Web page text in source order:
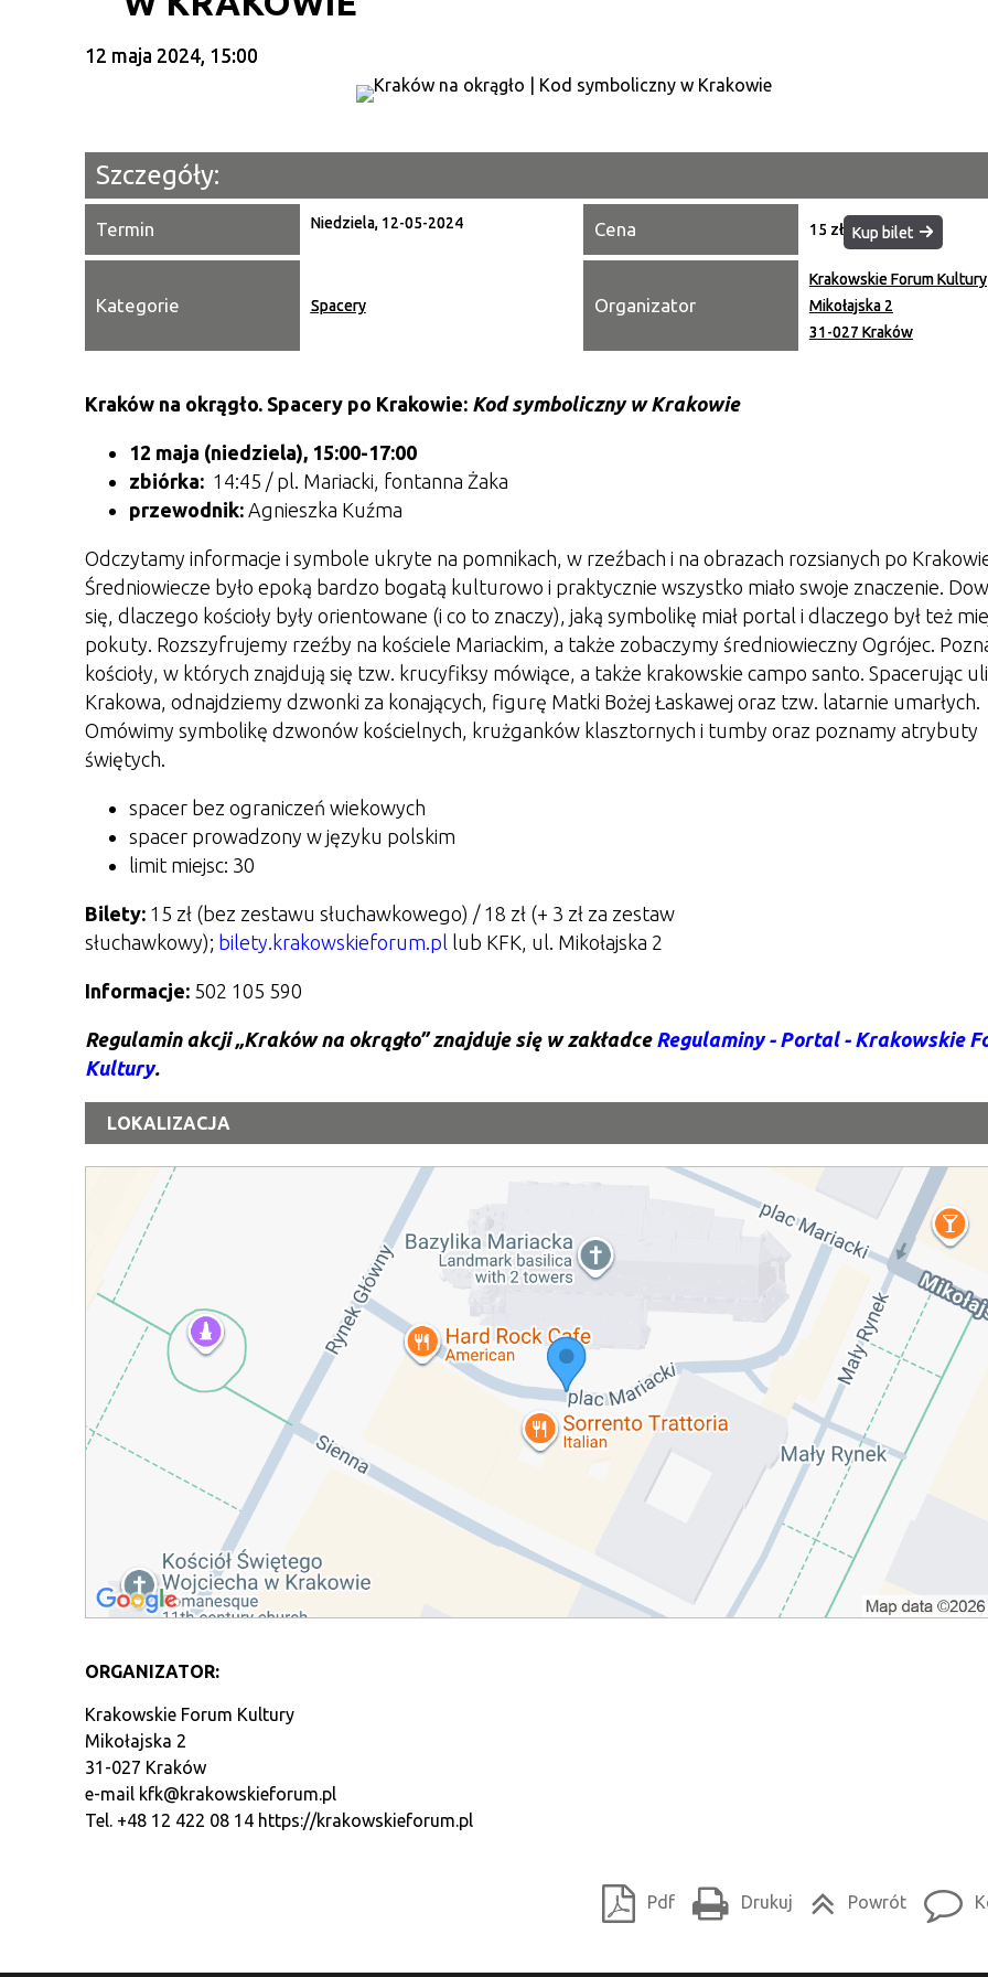
Miejsce
12 maja 2024, 15:00
Szczegóły:
Termin Niedziela, 12-05-2024 Cena 15 zł Kup bilet
Kategorie Spacery Organizator
Krakowskie Forum Kultury
Mikołajska 2
31-027 Kraków
Kraków na okrągło. Spacery po Krakowie: Kod symboliczny w Krakowie
12 maja (niedziela), 15:00-17:00
zbiórka:14:45 / pl. Mariacki, fontanna Żaka
przewodnik: Agnieszka Kuźma
Odczytamy informacje i symbole ukryte na pomnikach, w rzeźbach i na obrazach rozsianych po
Średniowiecze było epoką bardzo bogatą kulturowo i praktycznie wszystko miało swoje znaczenie.
się, dlaczego kościoły były orientowane (i co to znaczy), jaką symbolikę miał portal i dlaczego był też
pokuty. Rozszyfrujemy rzeźby na kościele Mariackim, a także zobaczymy średniowieczny Ogrójec.
kościoły, w których znajdują się tzw. krucyfiksy mówiące, a także krakowskie campo santo. Spacerując
Krakowa, odnajdziemy dzwonki za konających, figurę Matki Bożej Łaskawej oraz tzw. latarnie umarłych.
Omówimy symbolikę dzwonów kościelnych, krużganków klasztornych i tumby oraz poznamy atrybuty
świętych.
spacer bez ograniczeń wiekowych
spacer prowadzony w języku polskim
limit miejsc: 30
Bilety:15 zł (bez zestawu słuchawkowego) / 18 zł (+ 3 zł za zestaw
słuchawkowy); bilety.krakowskieforum.pl lub KFK, ul. Mikołajska 2
Informacje: 502 105 590
Regulamin akcji „Kraków na okrągło” znajduje się w zakładce Regulaminy - Portal - Krakowskie
Kultury.
LOKALIZACJA
ORGANIZATOR:
Krakowskie Forum Kultury
Mikołajska 2
31-027 Kraków
e-mail kfk@krakowskieforum.pl
Tel. +48 12 422 08 14 https://krakowskieforum.pl
Pdf Drukuj Powrót